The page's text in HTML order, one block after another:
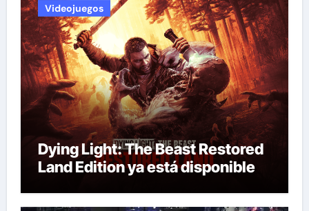
Videojuegos
Dying Light: The Beast Restored
Land Edition ya está disponible